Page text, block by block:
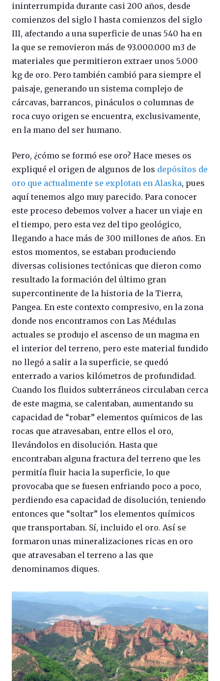
ininterrumpida durante casi 200 años, desde
comienzos del siglo I hasta comienzos del siglo
III, afectando a una superficie de unas 540 ha en
la que se removieron más de 93.000.000 m3 de
materiales que permitieron extraer unos 5.000
kg de oro. Pero también cambió para siempre el
paisaje, generando un sistema complejo de
cárcavas, barrancos, pináculos o columnas de
roca cuyo origen se encuentra, exclusivamente,
en la mano del ser humano.
Pero, ¿cómo se formó ese oro? Hace meses os
expliqué el origen de algunos de los depósitos de
oro que actualmente se explotan en Alaska, pues
aquí tenemos algo muy parecido. Para conocer
este proceso debemos volver a hacer un viaje en
el tiempo, pero esta vez del tipo geológico,
llegando a hace más de 300 millones de años. En
estos momentos, se estaban produciendo
diversas colisiones tectónicas que dieron como
resultado la formación del último gran
supercontinente de la historia de la Tierra,
Pangea. En este contexto compresivo, en la zona
donde nos encontramos con Las Médulas
actuales se produjo el ascenso de un magma en
el interior del terreno, pero este material fundido
no llegó a salir a la superficie, se quedó
enterrado a varios kilómetros de profundidad.
Cuando los fluidos subterráneos circulaban cerca
de este magma, se calentaban, aumentando su
capacidad de “robar” elementos químicos de las
rocas que atravesaban, entre ellos el oro,
llevándolos en disolución. Hasta que
encontraban alguna fractura del terreno que les
permitía fluir hacia la superficie, lo que
provocaba que se fuesen enfriando poco a poco,
perdiendo esa capacidad de disolución, teniendo
entonces que “soltar” los elementos químicos
que transportaban. Sí, incluido el oro. Así se
formaron unas mineralizaciones ricas en oro
que atravesaban el terreno a las que
denominamos diques.